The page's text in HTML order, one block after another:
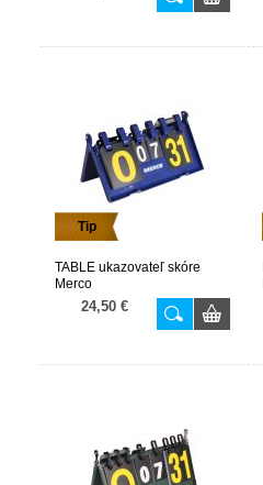
Tip
TABLE ukazovateľ skóre
Merco
24,50 €